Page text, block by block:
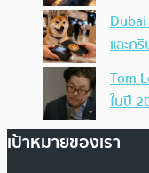
และค
Tom
ในปี
เป้าหมายของเรา